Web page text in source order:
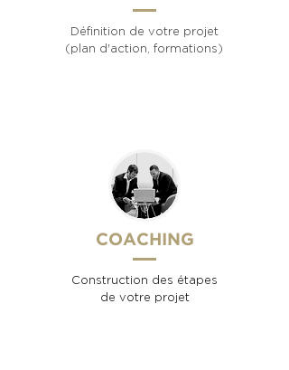
Définition de votre projet
(plan d'action, formations)
COACHING
Construction des étapes
de votre projet